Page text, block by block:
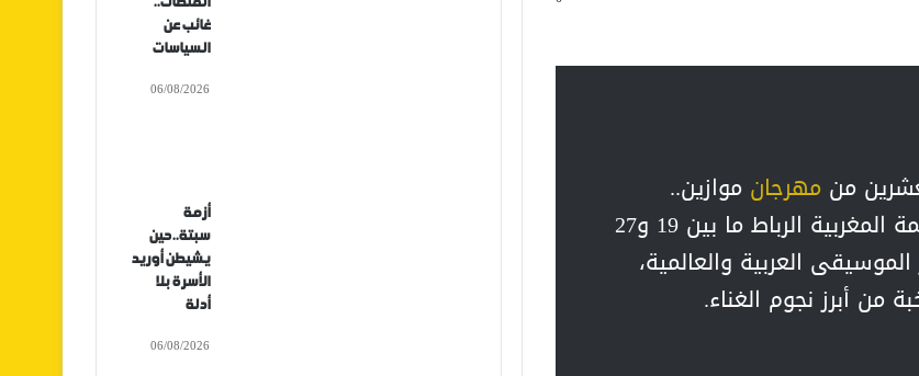
من مهرجان موازين..
، المرتقب تنظيمها بالعاصمة المغربية الرباط ما بين 19 و27
العربية والعالمية،
من أبرز نجوم الغناء.
غائب عن
السياسات
06/08/2026
أزمة
سبتة..حين
يشيطن أوريد
الأسرة بلا
أدلة
06/08/2026